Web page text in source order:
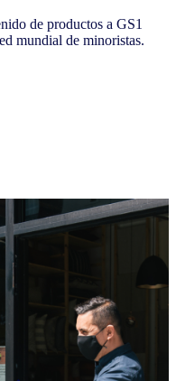
de productos a GS1
mundial de minoristas.